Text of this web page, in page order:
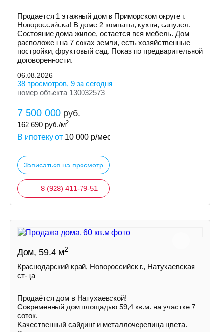
Продается 1 этажный дом в Приморском округе г.
Новороссийска! В доме 2 комнаты, кухня, санузел.
Состояние дома жилое, остается вся мебель. Дом
расположен на 7 соках земли, есть хозяйственные
постройки, фруктовый сад. Показ по предварительной
договоренности.
06.08.2026
38 просмотров, 9 за сегодня
номер объекта 130032573
7 500 000 руб.
162 690 руб./м2
В ипотеку от 10 000 р/мес
Записаться на просмотр
8 (928) 411-79-51
Дом, 59.4 м2
Краснодарский край, Новороссийск г., Натухаевская
ст-ца
Продаётся дом в Натухаевской!
Современный дом площадью 59,4 кв.м. на учaстке 7
соток.
Kачecтвенный сайдинг и металлочepeпица цветa.